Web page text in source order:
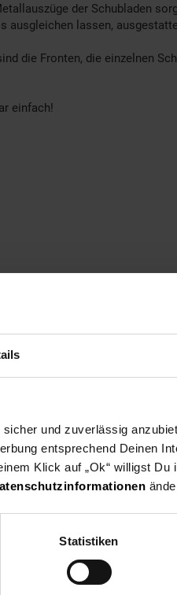
und zuverlässig
entsprechend Deinen
Klick auf „Ok“ willigst Du
Statistiken
der Schubladen
ausgleichen lassen,
die Fronten, die einzelnen
einfach!